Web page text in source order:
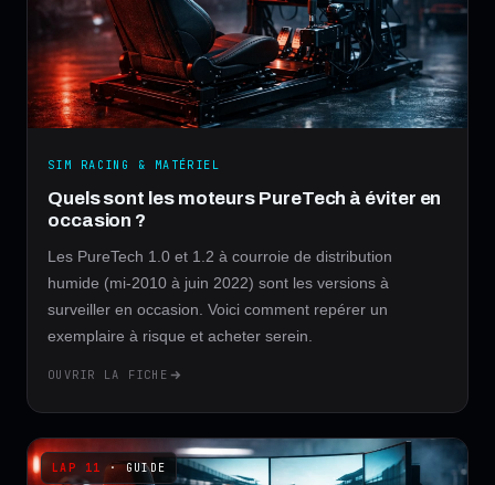
SIM RACING & MATÉRIEL
Quels sont les moteurs PureTech à éviter en
occasion ?
Les PureTech 1.0 et 1.2 à courroie de distribution
humide (mi-2010 à juin 2022) sont les versions à
surveiller en occasion. Voici comment repérer un
exemplaire à risque et acheter serein.
OUVRIR LA FICHE
· GUIDE